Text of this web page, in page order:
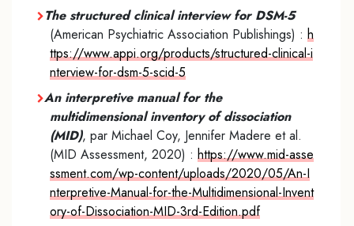
The structured clinical interview for DSM-5
(American Psychiatric Association Publishings) : h
ttps://www.appi.org/products/structured-clinical-i
nterview-for-dsm-5-scid-5
An interpretive manual for the
multidimensional inventory of dissociation
(MID), par Michael Coy, Jennifer Madere et al.
(MID Assessment, 2020) : https://www.mid-asse
ssment.com/wp-content/uploads/2020/05/An-I
nterpretive-Manual-for-the-Multidimensional-Invent
ory-of-Dissociation-MID-3rd-Edition.pdf